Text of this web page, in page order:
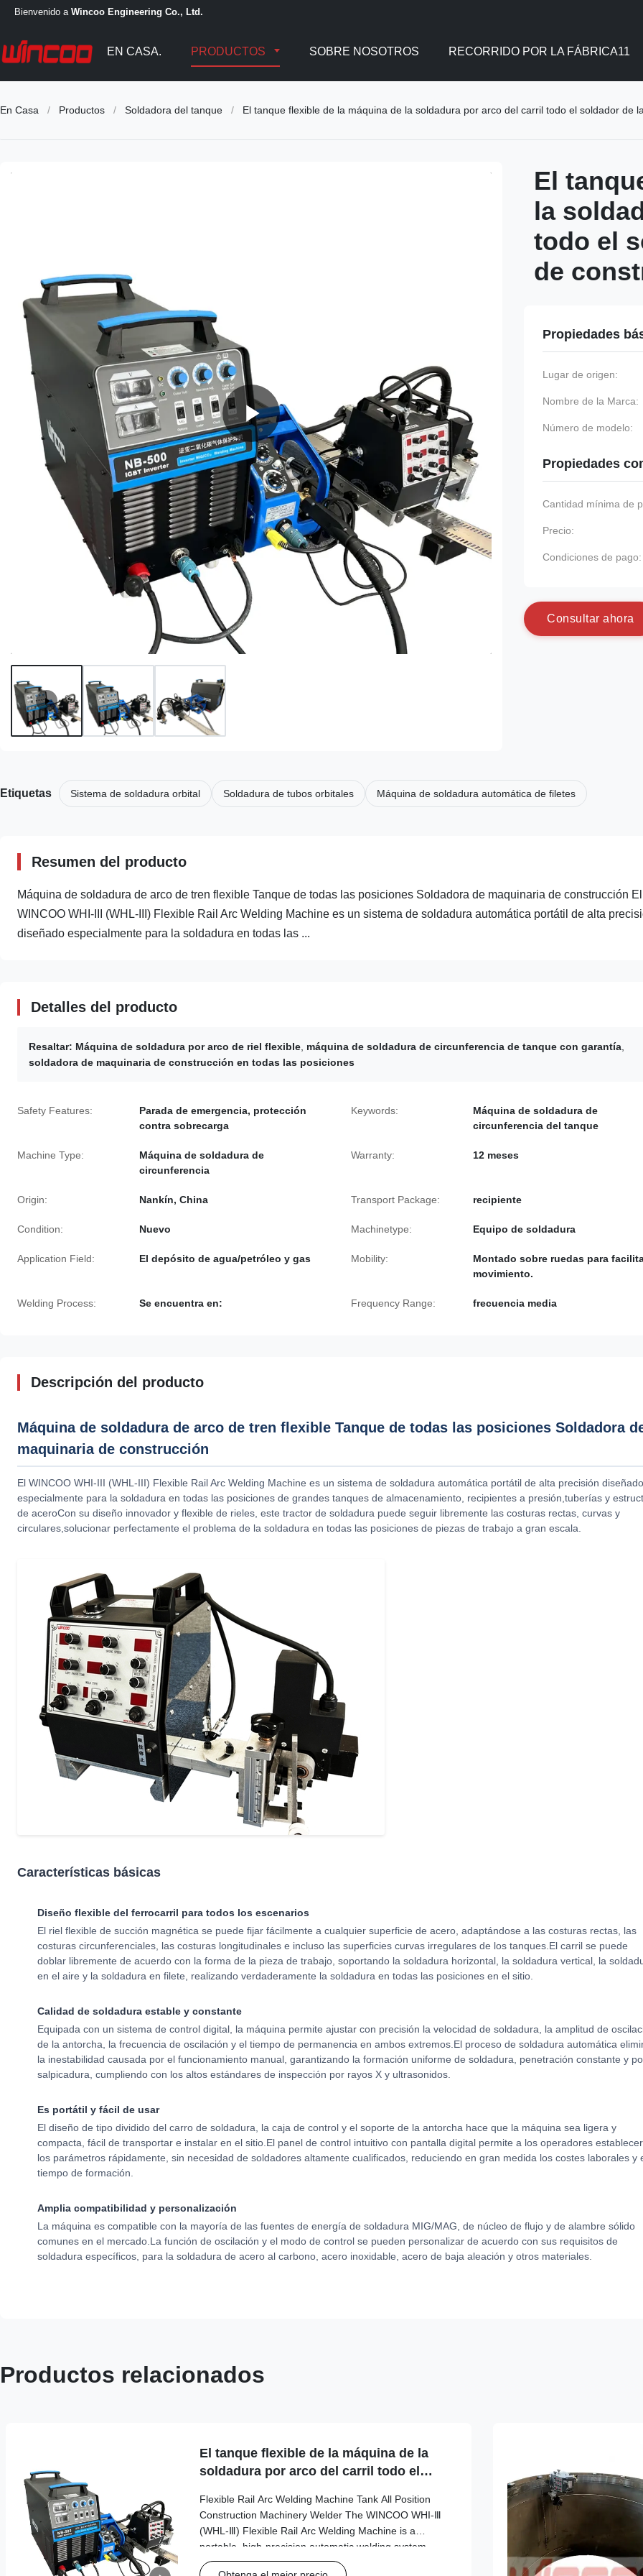
Bienvenido a Wincoo Engineering Co., Ltd.
EN CASA. PRODUCTOS SOBRE NOSOTROS RECORRIDO POR LA FÁBRICA11
En Casa / Productos / Soldadora del tanque / El tanque flexible de la máquina de la soldadura por arco del carril todo el soldador de
El
la
todo el
de
Propiedades
Lugar de origen:
Nombre de la Marca:
Número de modelo:
Propiedades
Cantidad mínima de
Precio:
Condiciones de pago:
Consu tar a hora
Etiquetas Sistema de soldadura orbital Soldadura de tubos orbitales Máquina de soldadura automática de filetes
Resumen del producto
Máquina de soldadura de arco de tren flexible Tanque de todas las posiciones Soldadora de maquinaria de construcción El
WINCOO WHI-III (WHL-III) Flexible Rail Arc Welding Machine es un sistema de soldadura automática portátil de alta
diseñado especialmente para la soldadura en todas las ...
Detalles del producto
Resaltar: Máquina de soldadura por arco de riel flexible máquina de soldadura de circunferencia de tanque con garantía
soldadora de maquinaria de construcción en todas las posiciones
Safety Features:
Parada de emergencia, protección
contra sobrecarga
Keywords:
Máquina de soldadura de
circunferencia del tanque
Machine Type:
Máquina de soldadura de
circunferencia
Warranty: 12 meses
Origin: Nankín, China Transport Package: recipiente
Condition: Nuevo Machinetype: Equipo de soldadura
Application Field: El depósito de agua/petróleo y gas Mobility:
Montado sobre ruedas para
movimiento.
Welding Process: Se encuentra en: Frequency Range: frecuencia media
Descripción del producto
Máquina de soldadura de arco de tren flexible Tanque de todas las posiciones Soldadora
maquinaria de construcción
El WINCOO WHI-III (WHL-III) Flexible Rail Arc Welding Machine es un sistema de soldadura automática portátil de alta precisión diseñado
especialmente para la soldadura en todas las posiciones de grandes tanques de almacenamiento, recipientes a presión,tuberías y
de aceroCon su diseño innovador y flexible de rieles, este tractor de soldadura puede seguir libremente las costuras rectas, curvas y
circulares,solucionar perfectamente el problema de la soldadura en todas las posiciones de piezas de trabajo a gran escala.
Características básicas
Diseño flexible del ferrocarril para todos los escenarios
El riel flexible de succión magnética se puede fijar fácilmente a cualquier superficie de acero, adaptándose a las costuras rectas, las
costuras circunferenciales, las costuras longitudinales e incluso las superficies curvas irregulares de los tanques.El carril se puede
doblar libremente de acuerdo con la forma de la pieza de trabajo, soportando la soldadura horizontal, la soldadura vertical, la
en el aire y la soldadura en filete, realizando verdaderamente la soldadura en todas las posiciones en el sitio.
Calidad de soldadura estable y constante
Equipada con un sistema de control digital, la máquina permite ajustar con precisión la velocidad de soldadura, la amplitud de
de la antorcha, la frecuencia de oscilación y el tiempo de permanencia en ambos extremos.El proceso de soldadura automática
la inestabilidad causada por el funcionamiento manual, garantizando la formación uniforme de soldadura, penetración constante y
salpicadura, cumpliendo con los altos estándares de inspección por rayos X y ultrasonidos.
Es portátil y fácil de usar
El diseño de tipo dividido del carro de soldadura, la caja de control y el soporte de la antorcha hace que la máquina sea ligera y
compacta, fácil de transportar e instalar en el sitio.El panel de control intuitivo con pantalla digital permite a los operadores establecer
los parámetros rápidamente, sin necesidad de soldadores altamente cualificados, reduciendo en gran medida los costes laborales y
tiempo de formación.
Amplia compatibilidad y personalización
La máquina es compatible con la mayoría de las fuentes de energía de soldadura MIG/MAG, de núcleo de flujo y de alambre sólido
comunes en el mercado.La función de oscilación y el modo de control se pueden personalizar de acuerdo con sus requisitos de
soldadura específicos, para la soldadura de acero al carbono, acero inoxidable, acero de baja aleación y otros materiales.
Productos relacionados
El tanque flexible de la máquina de la
soldadura por arco del carril todo el
construcción de la posición
Flexible Rail Arc Welding Machine Tank All Position
Construction Machinery Welder The WINCOO WHI-Ⅲ
(WHL-Ⅲ) Flexible Rail Arc Welding Machine is a
portable, high-precision automatic welding system
specially designed for all-position welding of large